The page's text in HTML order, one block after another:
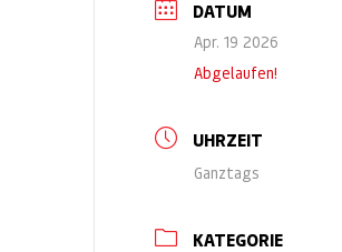
DATUM
Apr. 19 2026
Abgelaufen!
UHRZEIT
Ganztags
KATEGORIE